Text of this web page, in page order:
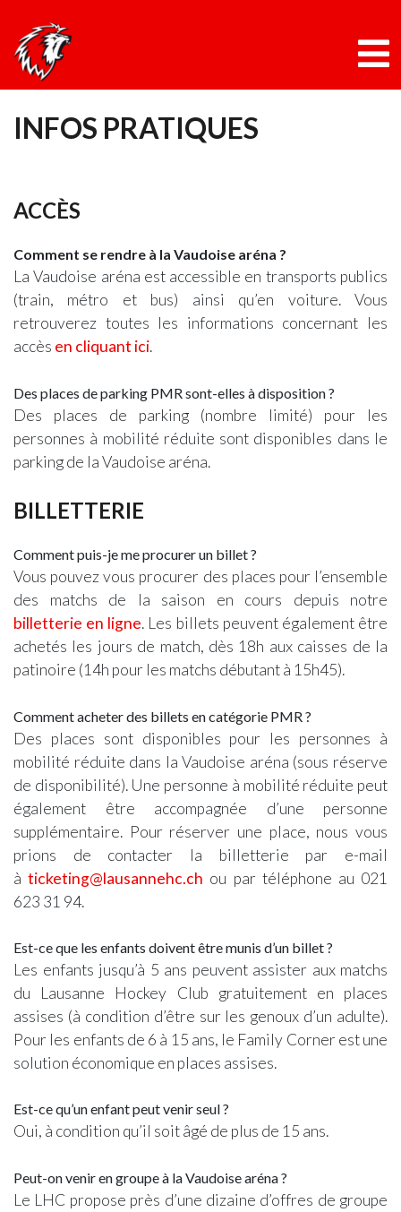
content
INFOS PRATIQUES
ACCÈS
Comment se rendre à la Vaudoise aréna ?
La Vaudoise aréna est accessible en transports publics
(train, métro et bus) ainsi qu’en voiture. Vous
retrouverez toutes les informations concernant les
accès en cliquant ici.
Des places de parking PMR sont-elles à disposition ?
Des places de parking (nombre limité) pour les
personnes à mobilité réduite sont disponibles dans le
parking de la Vaudoise aréna.
BILLETTERIE
Comment puis-je me procurer un billet ?
Vous pouvez vous procurer des places pour l’ensemble
des matchs de la saison en cours depuis notre
billetterie en ligne. Les billets peuvent également être
achetés les jours de match, dès 18h aux caisses de la
patinoire (14h pour les matchs débutant à 15h45).
Comment acheter des billets en catégorie PMR ?
Des places sont disponibles pour les personnes à
mobilité réduite dans la Vaudoise aréna (sous réserve
de disponibilité). Une personne à mobilité réduite peut
également être accompagnée d’une personne
supplémentaire. Pour réserver une place, nous vous
prions de contacter la billetterie par e-mail
àticketing@lausannehc.ch ou par téléphone au 021
623 31 94.
Est-ce que les enfants doivent être munis d’un billet ?
Les enfants jusqu’à 5 ans peuvent assister aux matchs
du Lausanne Hockey Club gratuitement en places
assises (à condition d’être sur les genoux d’un adulte).
Pour les enfants de 6 à 15 ans, le Family Corner est une
solution économique en places assises.
Est-ce qu’un enfant peut venir seul ?
Oui, à condition qu’il soit âgé de plus de 15 ans.
Peut-on venir en groupe à la Vaudoise aréna ?
Le LHC propose près d’une dizaine d’offres de groupe